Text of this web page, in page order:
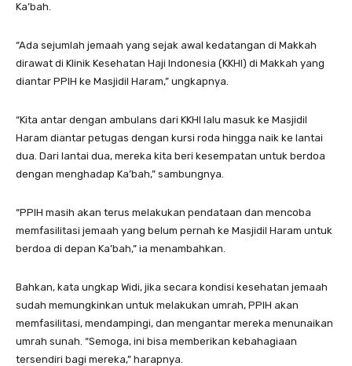
Ka’bah.
“Ada sejumlah jemaah yang sejak awal kedatangan di Makkah
dirawat di Klinik Kesehatan Haji Indonesia (KKHI) di Makkah yang
diantar PPIH ke Masjidil Haram,” ungkapnya.
“Kita antar dengan ambulans dari KKHI lalu masuk ke Masjidil
Haram diantar petugas dengan kursi roda hingga naik ke lantai
dua. Dari lantai dua, mereka kita beri kesempatan untuk berdoa
dengan menghadap Ka’bah,” sambungnya.
“PPIH masih akan terus melakukan pendataan dan mencoba
memfasilitasi jemaah yang belum pernah ke Masjidil Haram untuk
berdoa di depan Ka’bah,” ia menambahkan.
Bahkan, kata ungkap Widi, jika secara kondisi kesehatan jemaah
sudah memungkinkan untuk melakukan umrah, PPIH akan
memfasilitasi, mendampingi, dan mengantar mereka menunaikan
umrah sunah. “Semoga, ini bisa memberikan kebahagiaan
tersendiri bagi mereka,” harapnya.